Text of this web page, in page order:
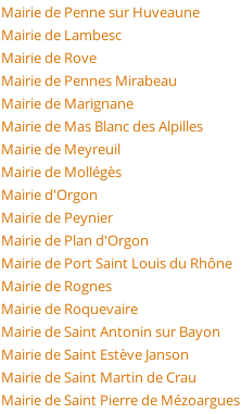
Mairie de Penne sur Huveaune
Mairie de Lambesc
Mairie de Rove
Mairie de Pennes Mirabeau
Mairie de Marignane
Mairie de Mas Blanc des Alpilles
Mairie de Meyreuil
Mairie de Mollégès
Mairie d'Orgon
Mairie de Peynier
Mairie de Plan d'Orgon
Mairie de Port Saint Louis du Rhône
Mairie de Rognes
Mairie de Roquevaire
Mairie de Saint Antonin sur Bayon
Mairie de Saint Estève Janson
Mairie de Saint Martin de Crau
Mairie de Saint Pierre de Mézoargues